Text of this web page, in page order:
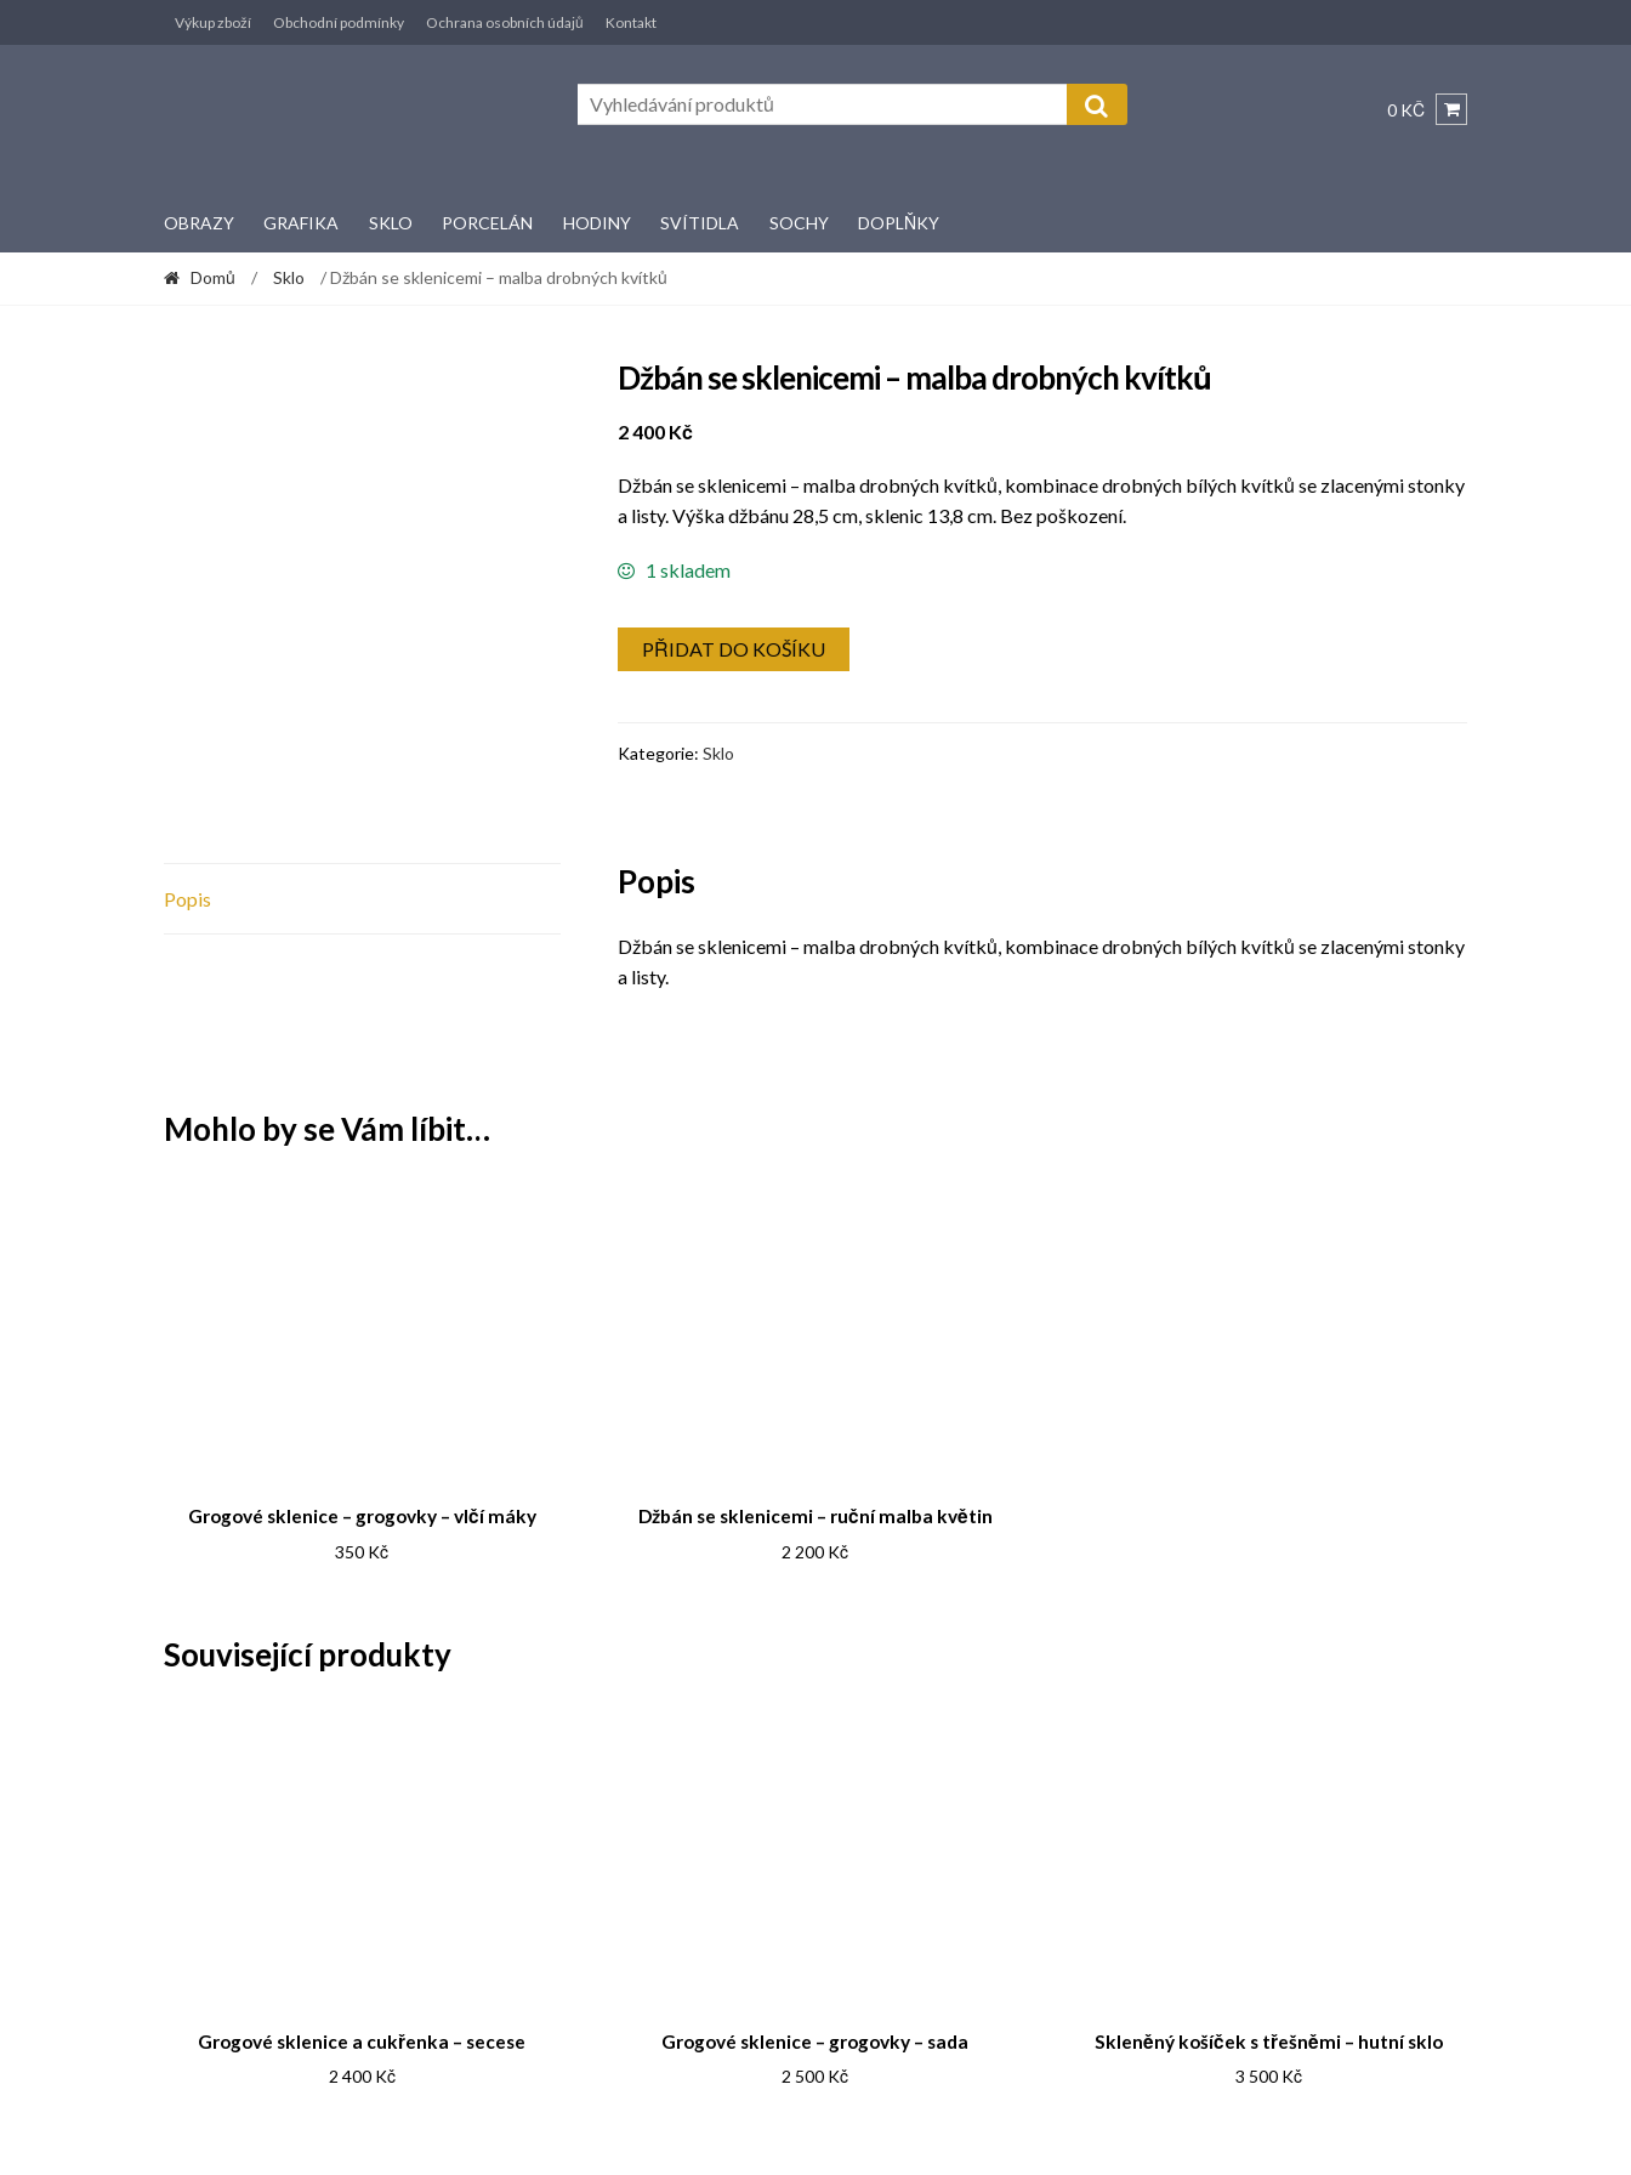
Skip to navigation
Skip to content
Výkup zboží Obchodní podmínky Ochrana osobních údajů Kontakt
0 KČ
OBRAZY GRAFIKA SKLO PORCELÁN HODINY SVÍTIDLA SOCHY DOPLŇKY
Domů / Sklo / Džbán se sklenicemi – malba drobných kvítků
Džbán se sklenicemi – malba drobných kvítků
2 400 Kč
Džbán se sklenicemi – malba drobných kvítků, kombinace drobných bílých kvítků se zlacenými stonky
a listy. Výška džbánu 28,5 cm, sklenic 13,8 cm. Bez poškození.
1 skladem
PŘIDAT DO KOŠÍKU
Kategorie: Sklo
Popis Popis
Džbán se sklenicemi – malba drobných kvítků, kombinace drobných bílých kvítků se zlacenými stonky
a listy.
Mohlo by se Vám líbit…
Grogové sklenice – grogovky – vlčí máky
350 Kč
Džbán se sklenicemi – ruční malba květin
2 200 Kč
Související produkty
Grogové sklenice a cukřenka – secese
2 400 Kč
Grogové sklenice – grogovky – sada
2 500 Kč
Skleněný košíček s třešněmi – hutní sklo
3 500 Kč